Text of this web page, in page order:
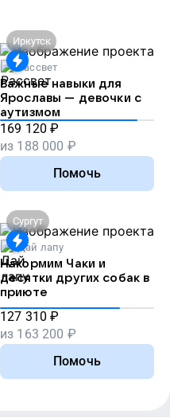
Иркутск
Рассвет
Важные навыки для
Ярославы — девочки с
аутизмом
169 120 ₽
из 188 000 ₽
Помочь
Сургут
Дай лапу
Накормим Чаки и
десятки других собак в
приюте
127 310 ₽
из 163 200 ₽
Помочь